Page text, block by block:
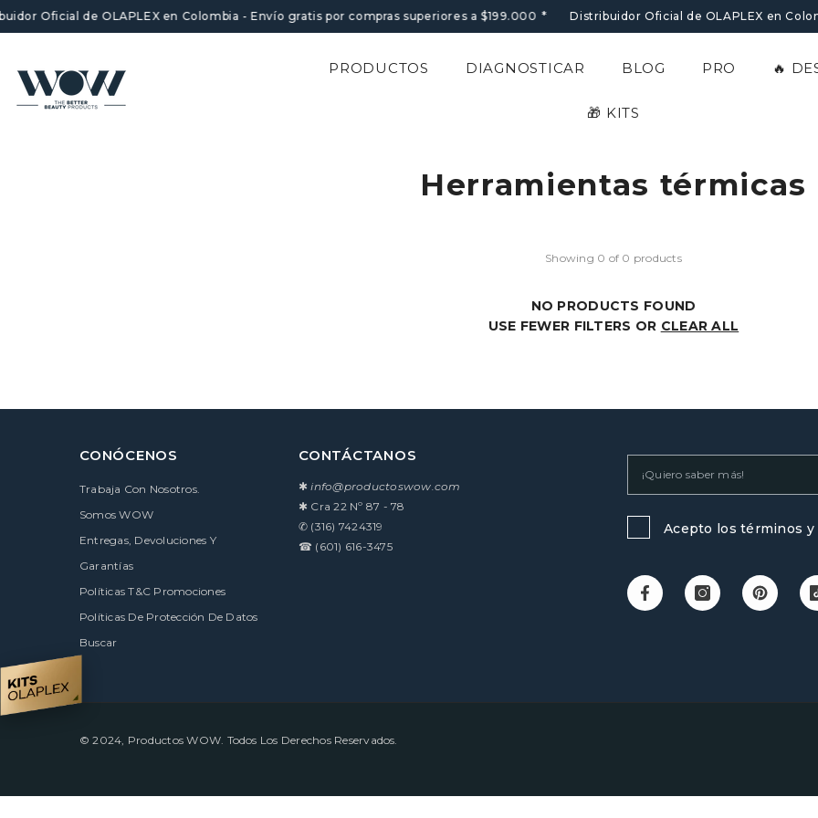
SALTAR AL CONTENIDO
Oficial de OLAPLEX en Colombia - Envío gratis por compras superiores a $199.000 * Distribuidor Oficial de OLAPLEX en
PRODUCTOS DIAGNOSTICAR BLOG PRO 🔥
🎁 KITS
Herramientas térmicas
Showing 0 of 0 products
NO PRODUCTS FOUND
USE FEWER FILTERS OR CLEAR ALL
CONÓCENOS
Trabaja Con Nosotros.
Somos WOW
Entregas, Devoluciones Y
Garantías
Políticas T&C Promociones
Políticas De Protección De Datos
Buscar
CONTÁCTANOS
✱info@productoswow.com
✱ Cra 22 Nº 87 - 78
✆ (316) 7424319
☎ (601) 616-3475
Acepto los términos y
© 2024, Productos WOW. Todos Los Derechos Reservados.